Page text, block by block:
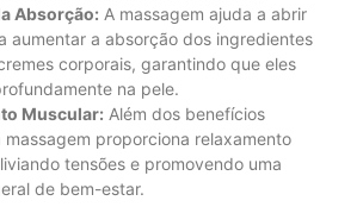
Absorção: A massagem ajuda a abrir
aumentar a absorção dos ingredientes
corporais, garantindo que eles
na pele.
Muscular: Além dos benefícios
massagem proporciona relaxamento
tensões e promovendo uma
de bem-estar.